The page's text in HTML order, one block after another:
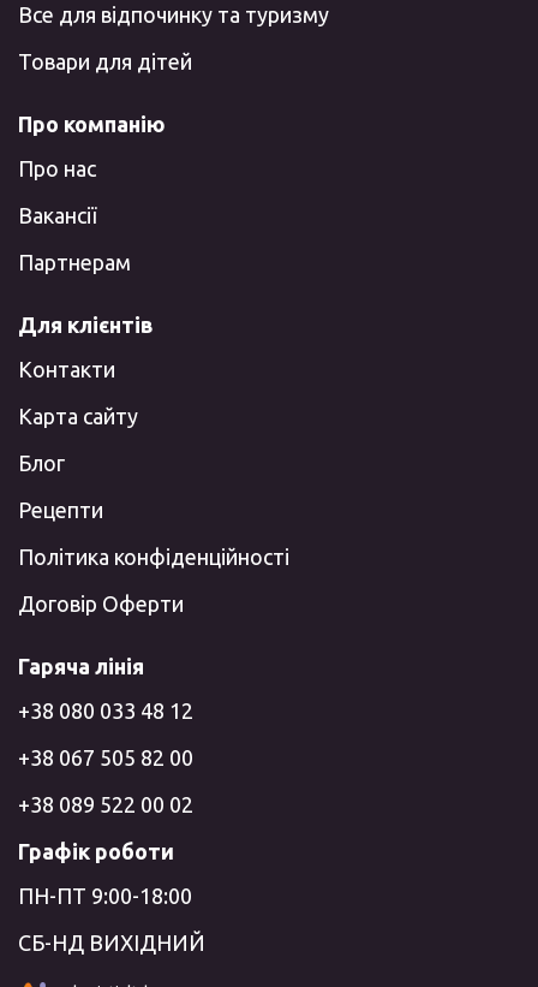
Все для відпочинку та туризму
Товари для дітей
Про компанію
Про нас
Вакансії
Партнерам
Для клієнтів
Контакти
Карта сайту
Блог
Рецепти
Політика конфіденційності
Договір Оферти
Гаряча лінія
+38 080 033 48 12
+38 067 505 82 00
+38 089 522 00 02
Графік роботи
ПН-ПТ 9:00-18:00
СБ-НД ВИХІДНИЙ